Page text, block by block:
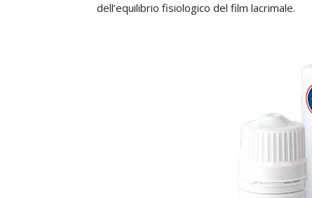
dell’equilibrio fisiologico del film lacrimale.